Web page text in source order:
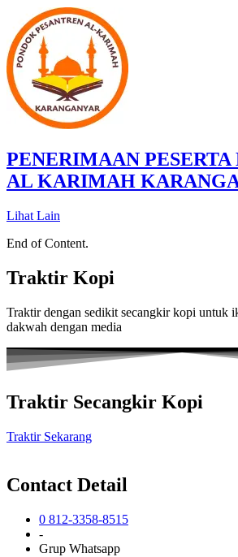
PENERIMAAN
AL KARIMAH
Lihat Lain
End of Content.
Traktir Kopi
Traktir dengan sedikit secangkir kopi untuk
dakwah dengan media
Traktir Secangkir Kopi
Traktir Sekarang
Contact Detail
0 812-3358-8515
-
Grup Whatsapp